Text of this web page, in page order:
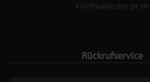
info@waldecker-pr.de
Rückrufservice